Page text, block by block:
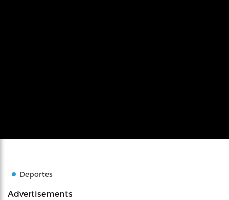
Deportes
Advertisements